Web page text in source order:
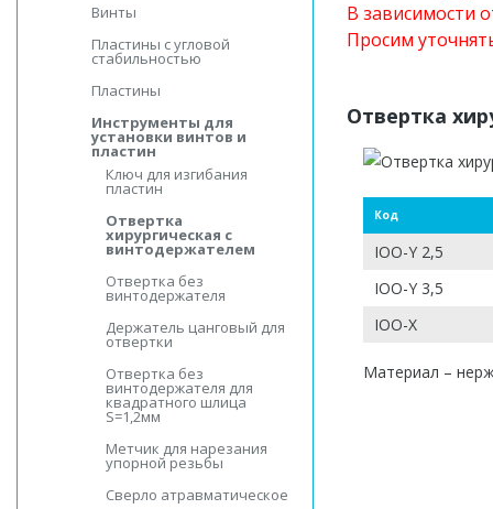
Винты
Пластины с угловой
стабильностью
Пластины
Инструменты для
установки винтов и
пластин
Ключ для изгибания
пластин
Отвертка
хирургическая с
винтодержателем
Отвертка без
винтодержателя
Держатель цанговый для
отвертки
Отвертка без
винтодержателя для
квадратного шлица
S=1,2мм
Метчик для нарезания
упорной резьбы
Сверло атравматическое
В зависимости
Просим
Отвертка
Код
IOO-Y 2,5
IOO-Y 3,5
IOO-X
Материал –